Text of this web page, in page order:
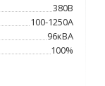
380В
100-1250А
96кВА
100%